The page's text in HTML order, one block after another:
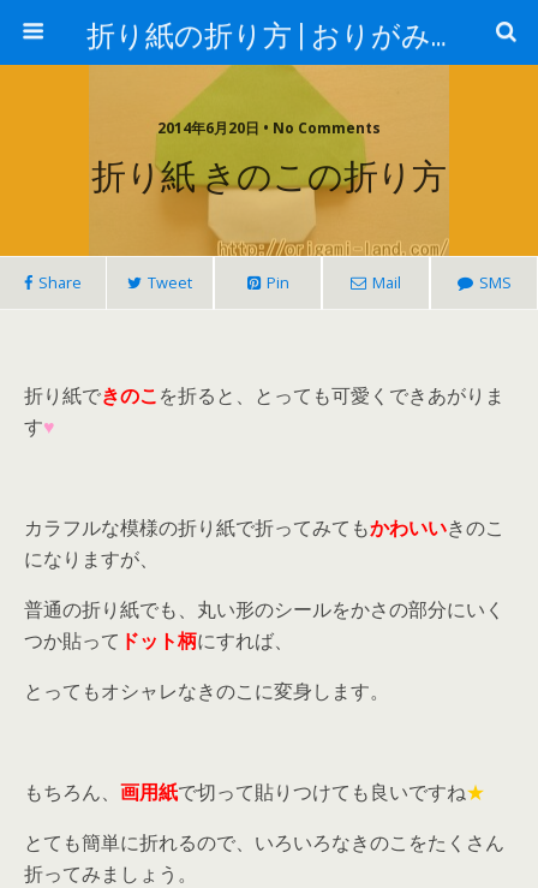
折り紙の折り方 | おりがみランド
2014年6月20日 • No Comments
折り紙 きのこの折り方
Share Tweet Pin Mail SMS
折り紙できのこを折ると、とっても可愛くできあがりま
す♥
カラフルな模様の折り紙で折ってみてもかわいいきのこ
になりますが、
普通の折り紙でも、丸い形のシールをかさの部分にいく
つか貼って ドット柄にすれば、
とってもオシャレなきのこに変身します。
もちろん、 画用紙で切って貼りつけても良いですね★
とても簡単に折れるので、いろいろなきのこをたくさん
折ってみましょう。